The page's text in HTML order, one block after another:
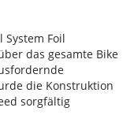
Foil
das gesamte Bike
die Konstruktion
sorgfältig